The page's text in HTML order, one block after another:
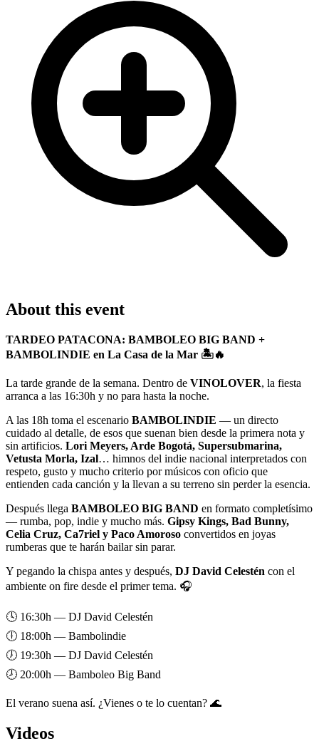
About this event
TARDEO PATACONA: BAMBOLEO BIG BAND +
BAMBOLINDIE en La Casa de la Mar 🏝️🔥
La tarde grande de la semana. Dentro de VINOLOVER, la fiesta
arranca a las 16:30h y no para hasta la noche.
A las 18h toma el escenario BAMBOLINDIE — un directo
cuidado al detalle, de esos que suenan bien desde la primera nota y
sin artificios. Lori Meyers, Arde Bogotá, Supersubmarina,
Vetusta Morla, Izal… himnos del indie nacional interpretados con
respeto, gusto y mucho criterio por músicos con oficio que
entienden cada canción y la llevan a su terreno sin perder la esencia.
Después llega BAMBOLEO BIG BAND en formato completísimo
— rumba, pop, indie y mucho más. Gipsy Kings, Bad Bunny,
Celia Cruz, Ca7riel y Paco Amoroso convertidos en joyas
rumberas que te harán bailar sin parar.
Y pegando la chispa antes y después, DJ David Celestén con el
ambiente on fire desde el primer tema. 🎧
🕓 16:30h — DJ David Celestén
🕕 18:00h — Bambolindie
🕖 19:30h — DJ David Celestén
🕗 20:00h — Bamboleo Big Band
El verano suena así. ¿Vienes o te lo cuentan? 🌊
Videos